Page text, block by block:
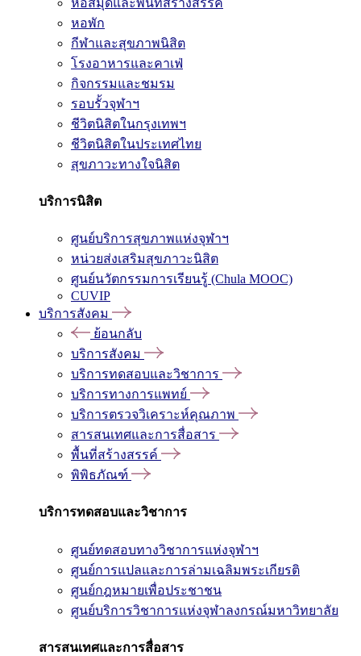
หอพัก
กีฬาและสุขภาพนิสิต
โรงอาหารและคาเฟ่
กิจกรรมและชมรม
รอบรั้วจุฬาฯ
ชีวิตนิสิตในกรุงเทพฯ
ชีวิตนิสิตในประเทศไทย
สุขภาวะทางใจนิสิต
บริการนิสิต
ศูนย์บริการสุขภาพแห่งจุฬาฯ
หน่วยส่งเสริมสุขภาวะนิสิต
ศูนย์นวัตกรรมการเรียนรู้ (Chula MOOC)
CUVIP
บริการสังคม
ย้อนกลับ
บริการสังคม
บริการทดสอบและวิชาการ
บริการทางการแพทย์
บริการตรวจวิเคราะห์คุณภาพ
สารสนเทศและการสื่อสาร
พื้นที่สร้างสรรค์
พิพิธภัณฑ์
บริการทดสอบและวิชาการ
ศูนย์ทดสอบทางวิชาการแห่งจุฬาฯ
ศูนย์การแปลและการล่ามเฉลิมพระเกียรติ
ศูนย์กฎหมายเพื่อประชาชน
ศูนย์บริการวิชาการแห่งจุฬาลงกรณ์มหาวิทยาลัย
สารสนเทศและการสื่อสาร